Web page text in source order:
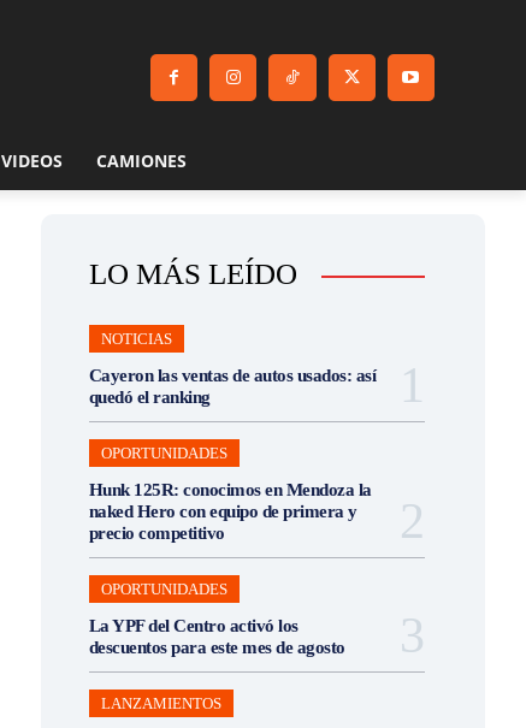
VIDEOS CAMIONES
LO MÁS LEÍDO
NOTICIAS
Cayeron las ventas de autos usados: así
quedó el ranking
OPORTUNIDADES
Hunk 125R: conocimos en Mendoza la
naked Hero con equipo de primera y
precio competitivo
OPORTUNIDADES
La YPF del Centro activó los
descuentos para este mes de agosto
LANZAMIENTOS